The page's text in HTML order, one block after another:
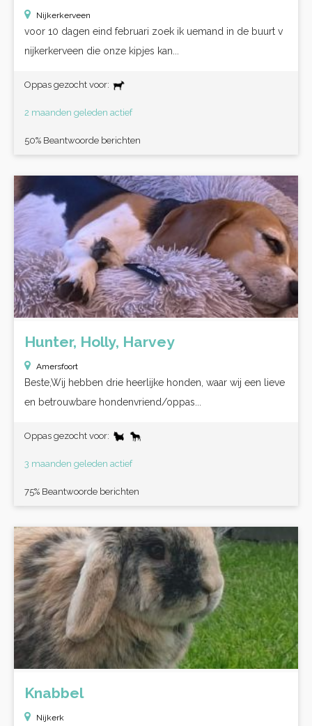
Nijkerkerveen
voor 10 dagen eind februari zoek ik uemand in de buurt v
nijkerkerveen die onze kipjes kan...
Oppas gezocht voor:
2 maanden geleden actief
50% Beantwoorde berichten
Hunter, Holly, Harvey
Amersfoort
Beste,Wij hebben drie heerlijke honden, waar wij een lieve
en betrouwbare hondenvriend/oppas...
Oppas gezocht voor:
3 maanden geleden actief
75% Beantwoorde berichten
Knabbel
Nijkerk